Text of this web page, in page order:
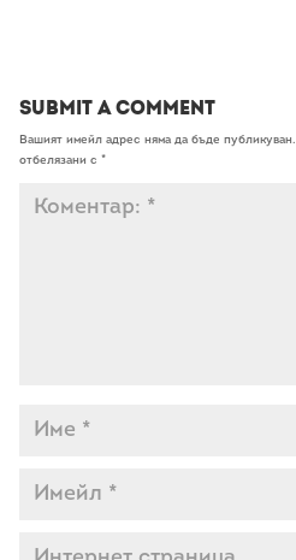
Submit a Comment
Вашият имейл адрес няма да бъде публикуван.
отбелязани с *